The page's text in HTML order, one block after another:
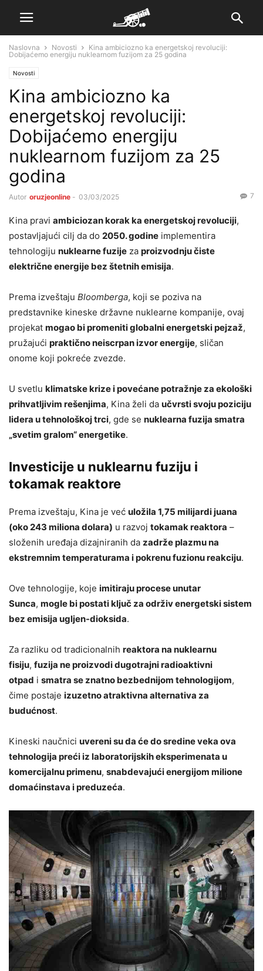
Naslovna Novosti
Kina ambiciozno ka energetskoj revoluciji:
Dobijaćemo energiju nuklearnom fuzijom za 25 godina
Novosti
Kina ambiciozno ka
energetskoj revoluciji:
Dobijaćemo energiju
nuklearnom fuzijom za 25
godina
Autor oruzjeonline - 03/03/2025 7
Kina pravi ambiciozan korak ka energetskoj revoluciji,
postavljajući cilj da do 2050. godine implementira
tehnologiju nuklearne fuzije za proizvodnju čiste
električne energije bez štetnih emisija.
Prema izveštaju Bloomberga, koji se poziva na
predstavnike kineske državne nuklearne kompanije, ovaj
projekat mogao bi promeniti globalni energetski pejzaž,
pružajući praktično neiscrpan izvor energije, sličan
onome koji pokreće zvezde.
U svetlu klimatske krize i povećane potražnje za ekološki
prihvatljivim rešenjima, Kina želi da učvrsti svoju poziciju
lidera u tehnološkoj trci, gde se nuklearna fuzija smatra
„svetim gralom“ energetike.
Investicije u nuklearnu fuziju i
tokamak reaktore
Prema izveštaju, Kina je već uložila 1,75 milijardi juana
(oko 243 miliona dolara) u razvoj tokamak reaktora –
složenih uređaja dizajniranih da zadrže plazmu na
ekstremnim temperaturama i pokrenu fuzionu reakciju.
Ove tehnologije, koje imitiraju procese unutar
Sunca, mogle bi postati ključ za održiv energetski sistem
bez emisija ugljen-dioksida.
Za razliku od tradicionalnih reaktora na nuklearnu
fisiju, fuzija ne proizvodi dugotrajni radioaktivni
otpad i smatra se znatno bezbednijom tehnologijom,
čime postaje izuzetno atraktivna alternativa za
budućnost.
Kineski naučnici uvereni su da će do sredine veka ova
tehnologija preći iz laboratorijskih eksperimenata u
komercijalnu primenu, snabdevajući energijom milione
domaćinstava i preduzeća.